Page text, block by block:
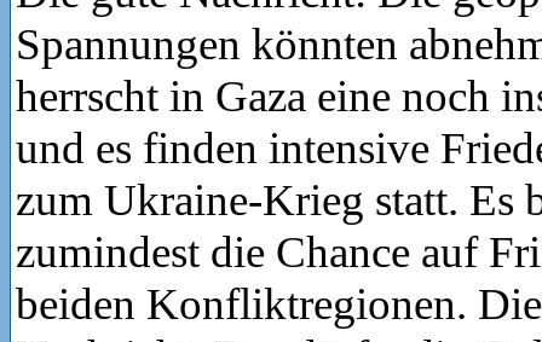
Spannungen könnten
herrscht in Gaza eine noch
und es finden intensive
zum Ukraine-Krieg statt. Es
zumindest die Chance auf
beiden Konfliktregionen.